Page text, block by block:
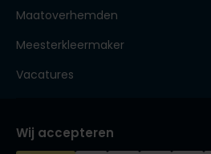
Maatoverhemden
Meesterkleermaker
Vacatures
Wij accepteren